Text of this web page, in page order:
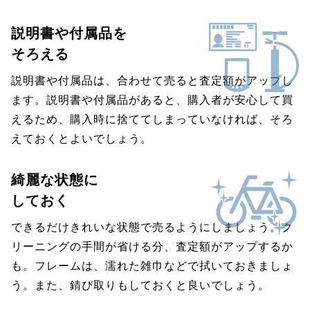
説明書や付属品を
そろえる
説明書や付属品は、合わせて売ると査定額がアップし
ます。説明書や付属品があると、購入者が安心して買
えるため、購入時に捨ててしまっていなければ、そろ
えておくとよいでしょう。
綺麗な状態に
しておく
できるだけきれいな状態で売るようにしましょう。ク
リーニングの手間が省ける分、査定額がアップするか
も。フレームは、濡れた雑巾などで拭いておきましょ
う。また、錆び取りもしておくと良いでしょう。